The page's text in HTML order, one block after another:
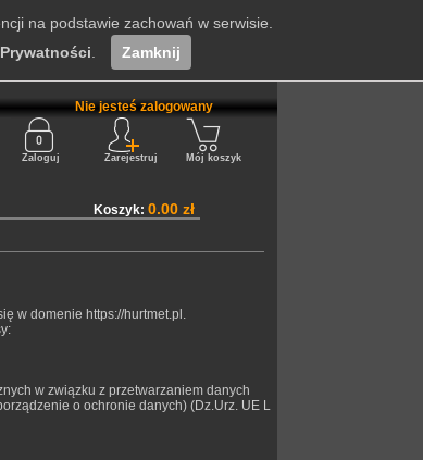
Nie jesteś zalogowany
Zaloguj Zarejestruj Mój koszyk
w domenie https://hurtmet.pl.
w związku z przetwarzaniem danych
o ochronie danych) (Dz.Urz. UE L
Koszyk: 0.00 zł
na podstawie zachowań w serwisie.
Zamknij